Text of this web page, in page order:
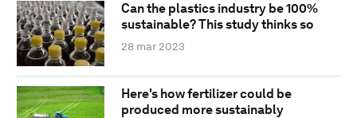
Can the plastics industry be 100%
sustainable? This study thinks so
28 mar 2023
Here's how fertilizer could be
produced more sustainably